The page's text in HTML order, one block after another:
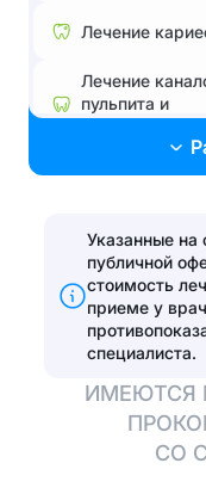
Лечение
Лечение
пульпита и
Лечение
пародонтита
Эстетические
реставрации
Отбелить зубы
Указанные на
публичной
стоимость
приеме у
специалиста.
ИМЕЮТСЯ
СО